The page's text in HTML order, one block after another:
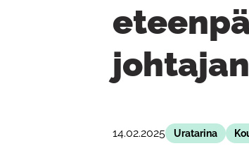
14.02.2025 Uratarina